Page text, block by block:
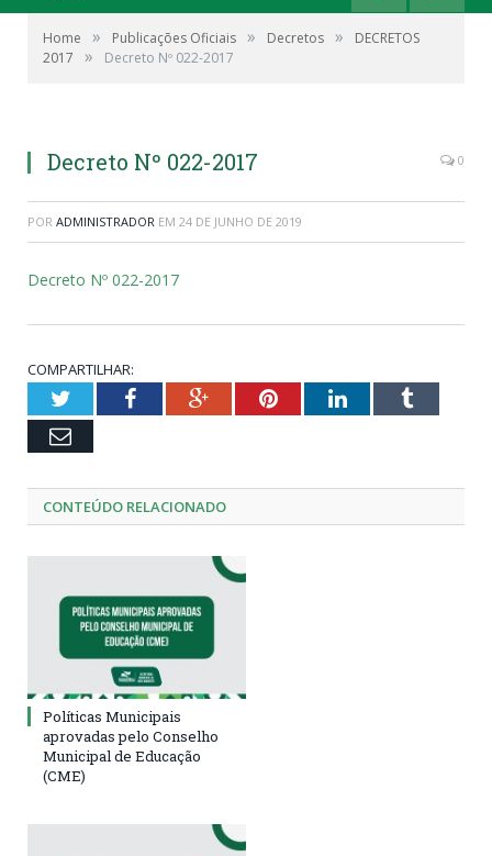
Home » Publicações Oficiais » Decretos »
DECRETOS
2017
» Decreto Nº 022-2017
Decreto Nº 022-2017 0
POR ADMINISTRADOR EM 24 DE JUNHO DE 2019
Decreto Nº 022-2017
COMPARTILHAR:
TwitterFacebookGoogle+PinterestLinkedInTumblr
Email
CONTEÚDO RELACIONADO
Políticas Municipais
aprovadas pelo Conselho
Municipal de Educação
(CME)